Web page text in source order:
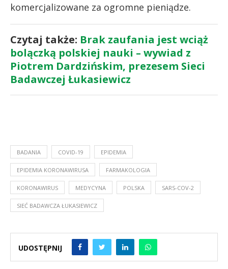
komercjalizowane za ogromne pieniądze.
Czytaj także: Brak zaufania jest wciąż
bolączką polskiej nauki – wywiad z
Piotrem Dardzińskim, prezesem Sieci
Badawczej Łukasiewicz
BADANIA COVID-19 EPIDEMIA
EPIDEMIA KORONAWIRUSA FARMAKOLOGIA
KORONAWIRUS MEDYCYNA POLSKA SARS-COV-2
SIEĆ BADAWCZA ŁUKASIEWICZ
UDOSTĘPNIJ